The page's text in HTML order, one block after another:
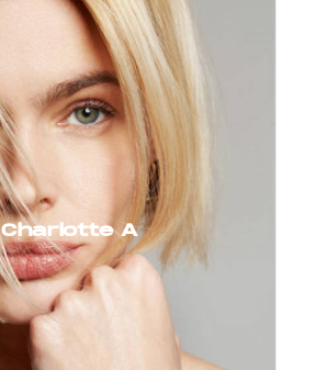
Charlotte A